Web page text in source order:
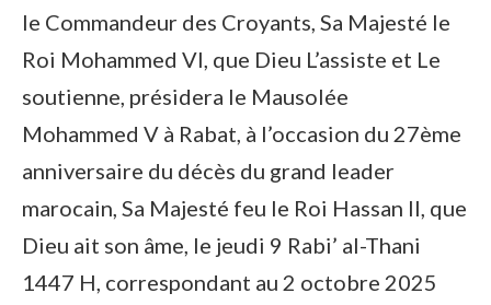
le Commandeur des Croyants, Sa Majesté le
Roi Mohammed VI, que Dieu L’assiste et Le
soutienne, présidera le Mausolée
Mohammed V à Rabat, à l’occasion du 27ème
anniversaire du décès du grand leader
marocain, Sa Majesté feu le Roi Hassan II, que
Dieu ait son âme, le jeudi 9 Rabi’ al-Thani
1447 H, correspondant au 2 octobre 2025